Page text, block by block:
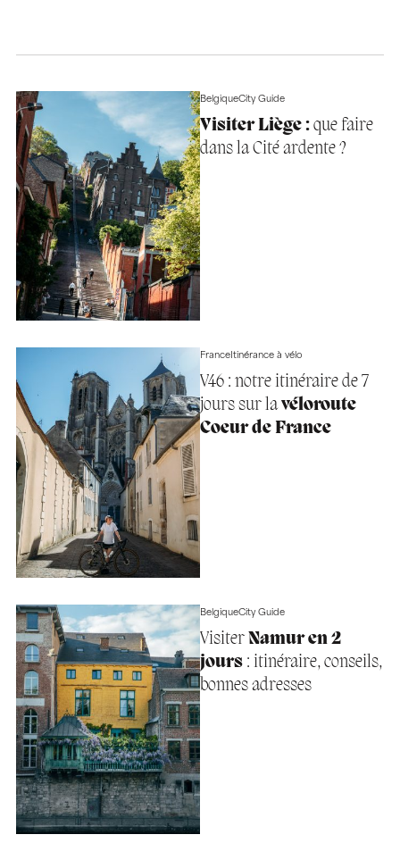
BelgiqueCity Guide
Visiter Liège :que faire
dans la Cité ardente ?
FranceItinérance à vélo
V46 : notre itinéraire de 7
jours sur lavéloroute
Coeur de France
BelgiqueCity Guide
VisiterNamur en 2
jours: itinéraire, conseils,
bonnes adresses